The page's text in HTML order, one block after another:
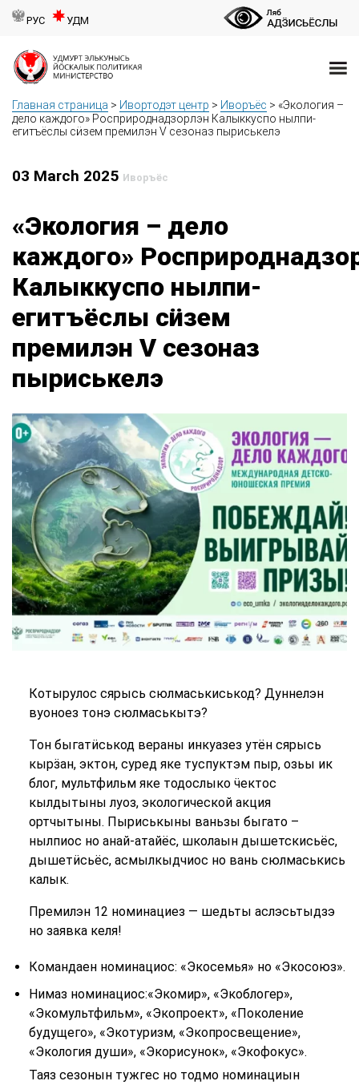
РУС УДМ
Главная страница > Ивортодэт центр > Иворъёс > «Экология –
дело каждого» Росприроднадзорлэн Калыккуспо нылпи-
егитъёслы сӥзем премилэн V сезоназ пыриськелэ
03 March 2025 Иворъёс
«Экология – дело
каждого»
Калыккуспо нылпи-
егитъёслы сӥзем
премилэн V сезоназ
пыриськелэ
Котырулос сярысь сюлмаськиськод? Дуннелэн
вуоноез тонэ сюлмаськытэ?
Тон быгатӥськод вераны инкуазез утён сярысь
кырӟан, эктон, суред яке туспуктэм пыр, озьы ик
блог, мультфильм яке тодослыко ӵектос
кылдытыны луоз, экологической акция
ортчытыны. Пыриськыны ваньзы быгато –
нылпиос но анай-атайёс, школаын дышетскисьёс,
дышетӥсьёс, асмылкыдчиос но вань сюлмаськись
калык.
Премилэн 12 номинациез — шедьты аслэсьтыдзэ
но заявка келя!
Командаен номинациос: «Экосемья» но «Экосоюз».
Нимаз номинациос:«Экомир», «Экоблогер»,
«Экомультфильм», «Экопроект», «Поколение
будущего», «Экотуризм, «Экопросвещение»,
«Экология души», «Экорисунок», «Экофокус».
Таяз сезонын тужгес но тодмо номинациын